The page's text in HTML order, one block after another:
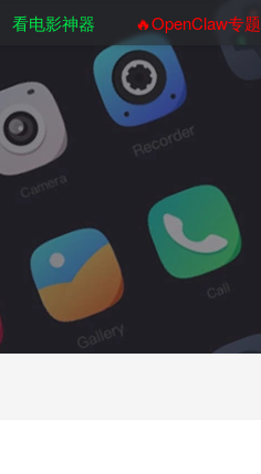
看电影神器 🔥OpenClaw专题